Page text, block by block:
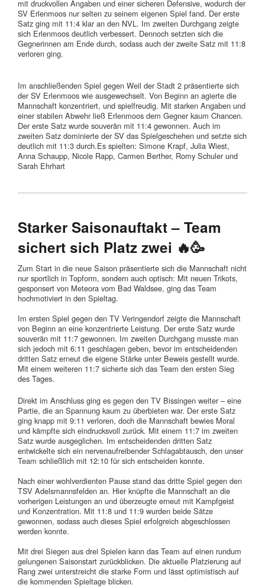
mit druckvollen Angaben und einer sicheren Defensive, wodurch der
SV Erlenmoos nur selten zu seinem eigenen Spiel fand. Der erste
Satz ging mit 11:4 klar an den NVL. Im zweiten Durchgang zeigte
sich Erlenmoos deutlich verbessert. Dennoch setzten sich die
Gegnerinnen am Ende durch, sodass auch der zweite Satz mit 11:8
verloren ging.
Im anschließenden Spiel gegen Weil der Stadt 2 präsentierte sich
der SV Erlenmoos wie ausgewechselt. Von Beginn an agierte die
Mannschaft konzentriert, und spielfreudig. Mit starken Angaben und
einer stabilen Abwehr ließ Erlenmoos dem Gegner kaum Chancen.
Der erste Satz wurde souverän mit 11:4 gewonnen. Auch im
zweiten Satz dominierte der SV das Spielgeschehen und setzte sich
deutlich mit 11:3 durch.Es spielten: Simone Krapf, Julia Wiest,
Anna Schaupp, Nicole Rapp, Carmen Berther, Romy Schuler und
Sarah Ehrhart
Starker Saisonauftakt – Team
sichert sich Platz zwei 🔥🥳
Zum Start in die neue Saison präsentierte sich die Mannschaft nicht
nur sportlich in Topform, sondern auch optisch: Mit neuen Trikots,
gesponsert von Meteora vom Bad Waldsee, ging das Team
hochmotiviert in den Spieltag.
Im ersten Spiel gegen den TV Veringendorf zeigte die Mannschaft
von Beginn an eine konzentrierte Leistung. Der erste Satz wurde
souverän mit 11:7 gewonnen. Im zweiten Durchgang musste man
sich jedoch mit 6:11 geschlagen geben, bevor im entscheidenden
dritten Satz erneut die eigene Stärke unter Beweis gestellt wurde.
Mit einem weiteren 11:7 sicherte sich das Team den ersten Sieg
des Tages.
Direkt im Anschluss ging es gegen den TV Bissingen weiter – eine
Partie, die an Spannung kaum zu überbieten war. Der erste Satz
ging knapp mit 9:11 verloren, doch die Mannschaft bewies Moral
und kämpfte sich eindrucksvoll zurück. Mit einem 11:7 im zweiten
Satz wurde ausgeglichen. Im entscheidenden dritten Satz
entwickelte sich ein nervenaufreibender Schlagabtausch, den unser
Team schließlich mit 12:10 für sich entscheiden konnte.
Nach einer wohlverdienten Pause stand das dritte Spiel gegen den
TSV Adelsmannsfelden an. Hier knüpfte die Mannschaft an die
vorherigen Leistungen an und überzeugte erneut mit Kampfgeist
und Konzentration. Mit 11:8 und 11:9 wurden beide Sätze
gewonnen, sodass auch dieses Spiel erfolgreich abgeschlossen
werden konnte.
Mit drei Siegen aus drei Spielen kann das Team auf einen rundum
gelungenen Saisonstart zurückblicken. Die aktuelle Platzierung auf
Rang zwei unterstreicht die starke Form und lässt optimistisch auf
die kommenden Spieltage blicken.